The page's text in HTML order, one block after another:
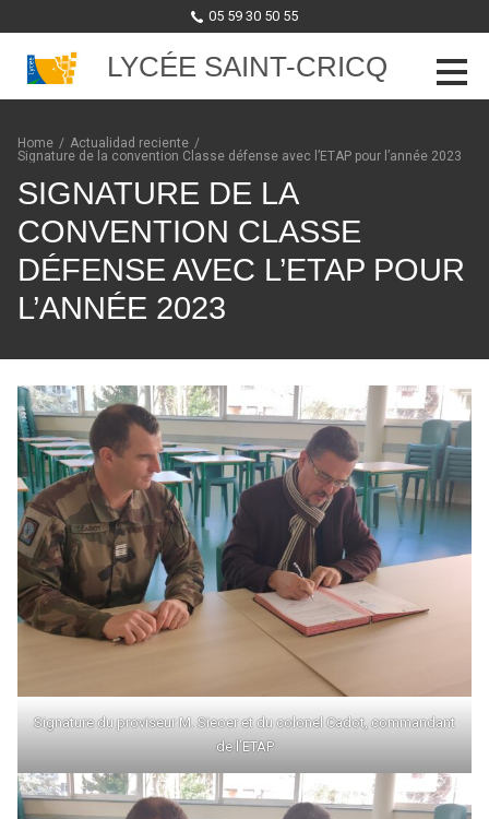
05 59 30 50 55
LYCÉE SAINT-CRICQ
Skip to content
Home / Actualidad reciente /
Signature de la convention Classe défense avec l’ETAP pour l’année 2023
SIGNATURE DE LA
CONVENTION CLASSE
DÉFENSE AVEC L’ETAP POUR
L’ANNÉE 2023
Signature du proviseur M. Sieoer et du colonel Cadot, commandant
de l’ETAP